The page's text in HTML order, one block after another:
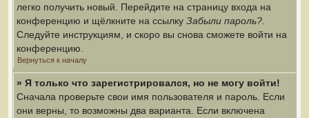
легко получить новый. Перейдите на страницу входа на
конференцию и щёлкните на ссылку Забыли пароль?
Следуйте инструкциям, и скоро вы снова сможете войти на
конференцию.
Вернуться к началу
» Я только что зарегистрировался, но не могу войти!
Сначала проверьте свои имя пользователя и пароль. Если
они верны, то возможны два варианта. Если включена